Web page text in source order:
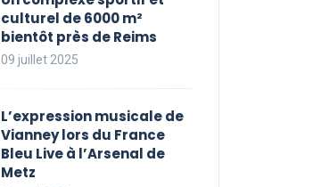
culturel de 6000 m²
bientôt près de Reims
09 juillet 2025
L’expression musicale de
Vianney lors du France
Bleu Live à l’Arsenal de
Metz